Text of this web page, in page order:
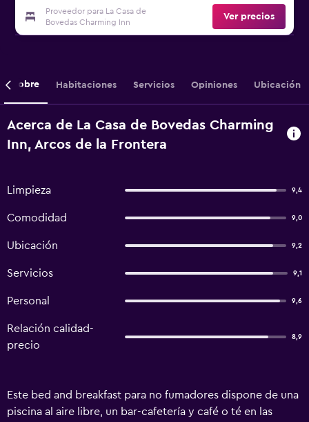
Proveedor para La Casa de
Bovedas Charming Inn
Ver precios
Sobre Habitaciones Servicios Opiniones Ubicación
Acerca de La Casa de Bovedas Charming
Inn, Arcos de la Frontera
Limpieza 9,4
Comodidad 9,0
Ubicación 9,2
Servicios 9,1
Personal 9,6
Relación calidad-
precio
8,9
Este bed and breakfast para no fumadores dispone de una
piscina al aire libre, un bar-cafetería y café o té en las